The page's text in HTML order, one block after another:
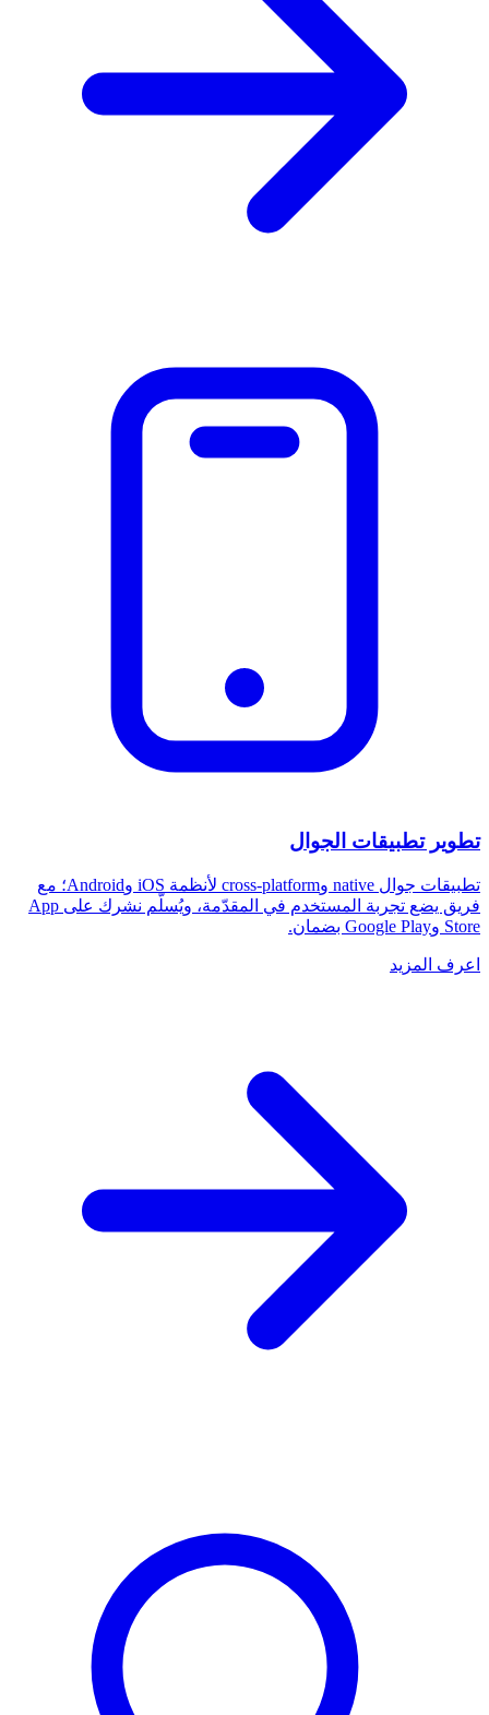
تطوير تطبيقات الجوال
تطبيقات جوال native وcross-platform لأنظمة iOS وAndroid؛ مع
فريق يضع تجربة المستخدم في المقدّمة، ويُسلّم نشرك على App
Store وGoogle Play بضمان.
اعرف المزيد